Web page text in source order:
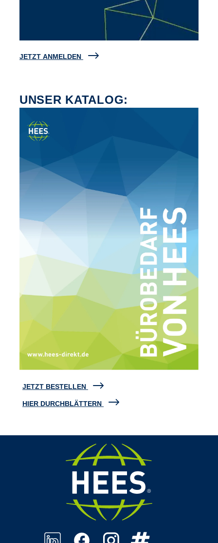
JETZT ANMELDEN
UNSER KATALOG:
JETZT BESTELLEN
HIER DURCHBLÄTTERN